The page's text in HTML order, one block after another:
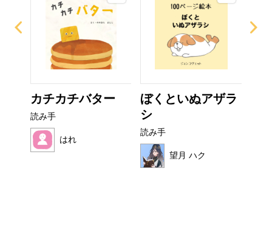
カチカチバター
読み手
はれ
ぼくといぬアザラ
シ
読み手
望月 ハク